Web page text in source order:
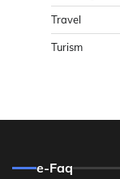
Travel
Turism
e-Faq